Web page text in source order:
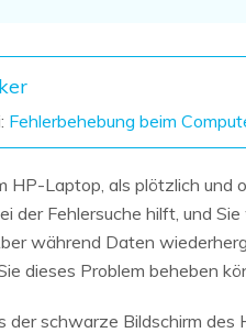
Fehlerbehebung beim
HP-Laptop, als plötzlich
der Fehlersuche hilft, und
während Daten
dieses Problem beheben
der schwarze Bildschirm